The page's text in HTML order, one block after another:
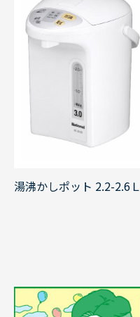
湯沸かしポット 2.2-2.6Ｌ